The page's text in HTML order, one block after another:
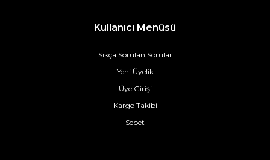
Kullanıcı Menüsü
Sıkça Sorulan Sorular
Yeni Üyelik
Üye Girişi
Kargo Takibi
Sepet